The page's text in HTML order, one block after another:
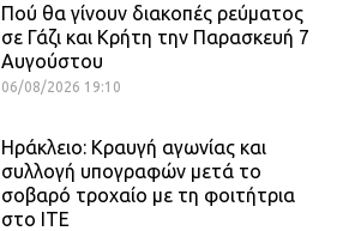
Πού θα γίνουν διακοπές ρεύματος
σε Γάζι και Κρήτη την Παρασκευή 7
Αυγούστου
06/08/2026 19:10
Ηράκλειο: Κραυγή αγωνίας και
συλλογή υπογραφών μετά το
σοβαρό τροχαίο με τη φοιτήτρια
στο ΙΤΕ